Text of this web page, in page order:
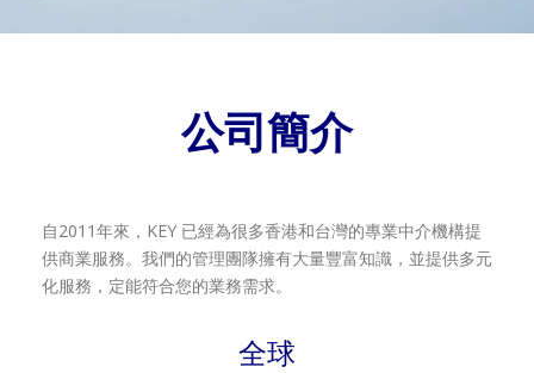
公司簡介
自2011年來，KEY 已經為很多香港和台灣的專業中介機構提
供商業服務。我們的管理團隊擁有大量豐富知識，並提供多元
化服務，定能符合您的業務需求。
全球